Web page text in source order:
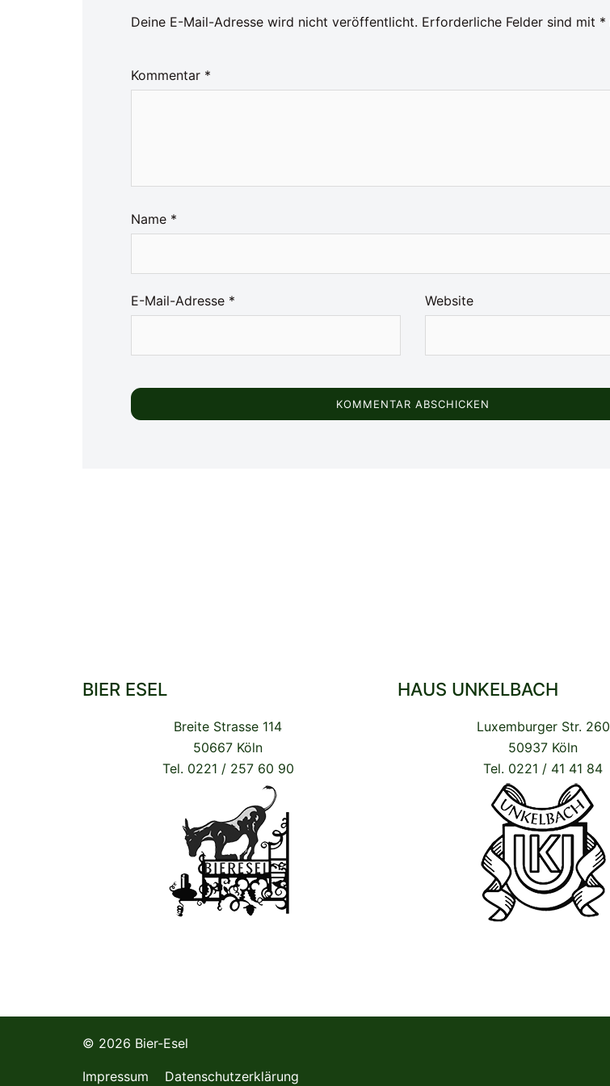
Deine E-Mail-Adresse wird nicht veröffentlicht. Erforderliche Felder sind mit *
Kommentar *
Name *
E-Mail-Adresse * Website
BIER ESEL
Breite Strasse 114
50667 Köln
Tel. 0221 / 257 60 90
HAUS UNKELBACH
Luxemburger Str. 260
50937 Köln
Tel. 0221 / 41 41 84
© 2026 Bier-Esel
Impressum Datenschutzerklärung